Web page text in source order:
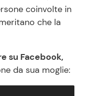
coinvolte in
che la
su Facebook,
da sua moglie: